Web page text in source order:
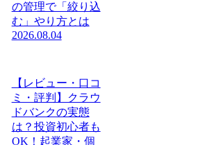
の管理で「絞り込
む」やり方とは
2026.08.04
【レビュー・口コ
ミ・評判】クラウ
ドバンクの実態
は？投資初心者も
OK！起業家・個